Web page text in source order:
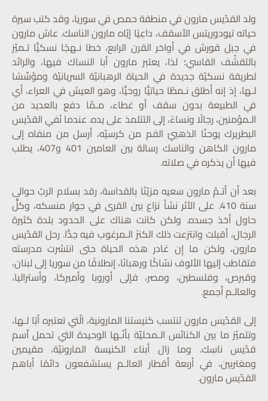
ولد القدّيس مارون في منطقة حمص في سوريا، وقد كتب سيرة
حياته تيودوريتس الأسقف، داعِيًا إيّاه مارون الناسك. عاش مارون
في جبل قورش في أواخر القرن الرابع، خطا نـهجًا نسكيًّا تـميّز
بالتقشّف القاسي؛ لذا، يعتبر مارون أبا النساك فيها، والرائد
لطريقة نسكيّة جديدة في الحياة الرهبانيّة السريانيّة ومؤسِّسًا
لـها، إذ إنه أطلق نـمطًا حياتيًّا روحيًّا، وهو العيش في العراء، أي
في الطبيعة بدون سقف أو غطاء، مـمّا دفع بالعديد من
الـمؤمنين، رجالًا ونساءً، إلى التتلمذ على يده. عندما نُفي القدّيس
البطريرك يوحنّا الذهبيّ الفم من كرسيّه، أرسل من منفاه إلى
مارون الكاهن والناسك رسالة بين العامين 401 و407، يطلب
فيها أن يذكره في صلاته.
بعد أن أتـمّ مارون سعيه مزيّنًا بالقداسة، رقد بسلام الربّ حوالى
سنة 410. على الأثر نشأ نزاع بين القرى في جوار منسكه، وكلٌّ
حاول أخذ جسده. ولكن كانت هناك على الحدود بلدة كثيرة
الرجال، أقبلت وانتزعت ذلك الكنزَ الـمرغوب فيه جدًّا. رحل القدّيس
مارون، ولكن ما إِن غادر هذه الحياة حتى انتشرت مدرسته
فتقاطب إليها الألوف نسّاكًا ورهبانًا، إنطلاقًا من سوريا إلى لبنان،
وقبرص، وفلسطين، ومصر، فإلى أوروبا وأميركا، وأستراليا،
والعالـم أجمع.
إلى القدّيس مارون تنتسب كنيستنا المارونية، الّتي تعتبره أبًا لـها،
وتتميّز ما بين الكنائس الـمحليّة بأنّـها الوحيدة التي تحمل ٱسم
قدّيس ناسِك. وما زال أبناء الكنيسة المارونيّة، مقيمين
ومغتربين، في أربعة أقطار العالـم يستشفعون دائمًا أباهم
القدّيس مارون.